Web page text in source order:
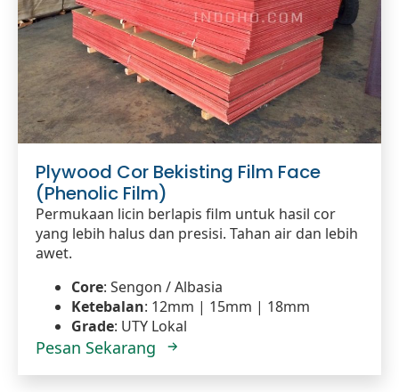
Plywood Cor Bekisting Film Face
(Phenolic Film)
Permukaan licin berlapis film untuk hasil cor
yang lebih halus dan presisi. Tahan air dan lebih
awet.
Core: Sengon / Albasia
Ketebalan: 12mm | 15mm | 18mm
Grade: UTY Lokal
Pesan Sekarang